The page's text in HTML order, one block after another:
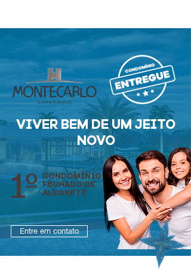
1º
CONDOMÍNIO
FECHADO DE
ALEGRETE
VIVER BEM DE UM JEITO
NOVO
Entre em contato